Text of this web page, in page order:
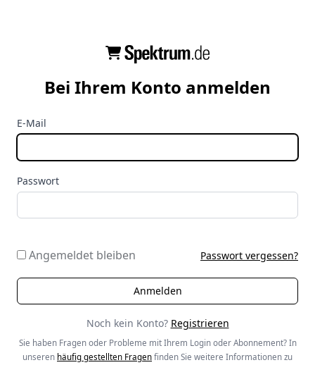
Bei Ihrem Konto anmelden
E-Mail
Passwort
Angemeldet bleiben Passwort vergessen?
Noch kein Konto? Registrieren
Sie haben Fragen oder Probleme mit Ihrem Login oder Abonnement? In
unseren häufig gestellten Fragen finden Sie weitere Informationen zu